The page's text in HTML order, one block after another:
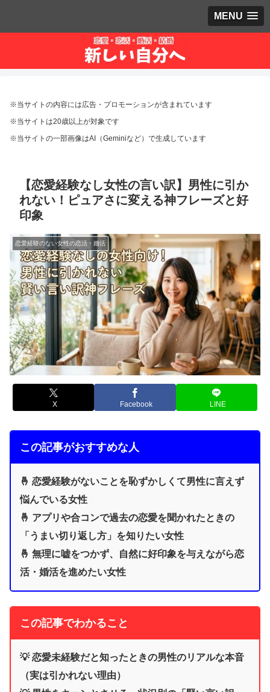
MENU
※当サイトの内容には広告・プロモーションが含まれています
※当サイトは20歳以上が対象です
※当サイトの一部画像はAI（Geminiなど）で生成しています
【恋愛経験なし女性の言い訳】男性に引か
れない！ピュアさに変える神フレーズと好
印象
恋愛経験のない女性の恋活・婚活
X Facebook LINE
この記事がおすすめな人
🤞 恋愛経験がないことを恥ずかしくて男性に言えず
悩んでいる女性
🤞 アプリや合コンで過去の恋愛を聞かれたときの
「うまい切り返し方」を知りたい女性
🤞 無理に嘘をつかず、自然に好印象を与えながら恋
活・婚活を進めたい女性
この記事でわかること
💡 恋愛未経験だと知ったときの男性のリアルな本音
（実は引かれない理由）